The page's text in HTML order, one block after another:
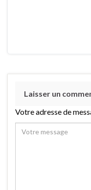
Laisser un
Votre adresse de